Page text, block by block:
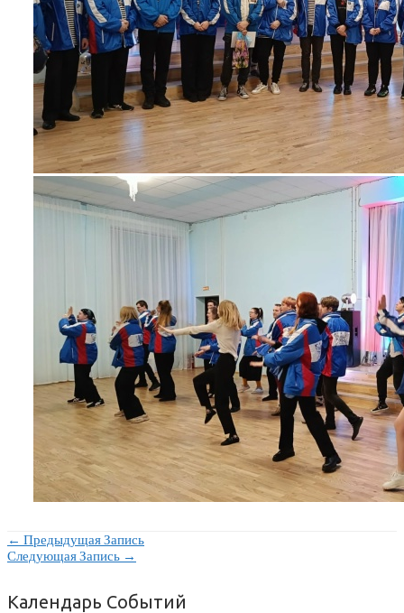
Навигация
По
Записям
← Предыдущая Запись
Следующая Запись →
Календарь Событий